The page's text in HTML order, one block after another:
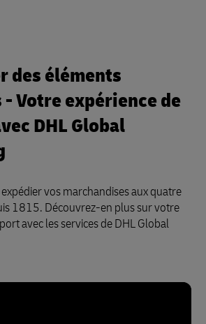
des éléments
Votre expérience de
DHL Global
vos marchandises aux quatre
1815. Découvrez-en plus sur votre
avec les services de DHL Global